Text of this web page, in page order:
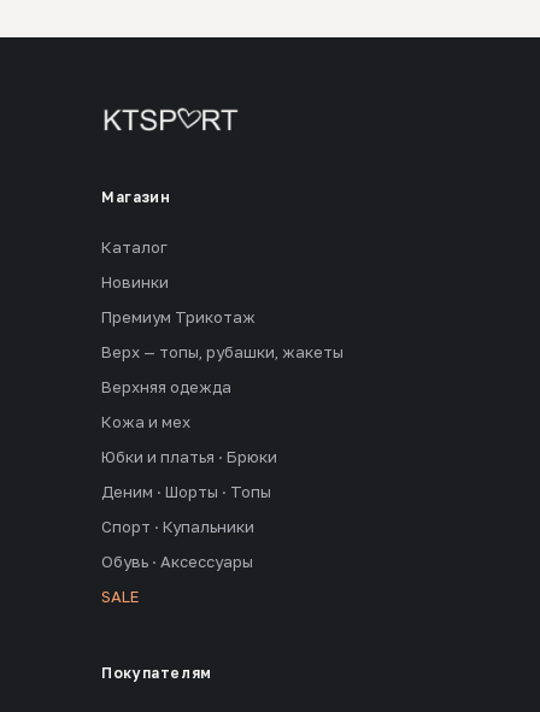
Магазин
Каталог
Новинки
Премиум Трикотаж
Верх — топы, рубашки, жакеты
Верхняя одежда
Кожа и мех
Юбки и платья · Брюки
Деним · Шорты · Топы
Спорт · Купальники
Обувь · Аксессуары
SALE
Покупателям